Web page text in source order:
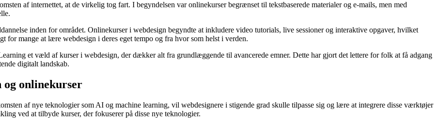
af internettet, at de virkelig tog fart. I begyndelsen var onlinekurser begrænset til tekstbaserede materialer og e-mails, men med
inden for området. Onlinekurser i webdesign begyndte at inkludere video tutorials, live sessioner og interaktive opgaver, hvilket
for mange at lære webdesign i deres eget tempo og fra hvor som helst i verden.
et væld af kurser i webdesign, der dækker alt fra grundlæggende til avancerede emner. Dette har gjort det lettere for folk at få adgang
digitalt landskab.
og onlinekurser
af nye teknologier som AI og machine learning, vil webdesignere i stigende grad skulle tilpasse sig og lære at integrere disse værktøjer
ved at tilbyde kurser, der fokuserer på disse nye teknologier.